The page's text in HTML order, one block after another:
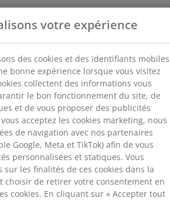
marque
partageons vos données de
marketing (par
et TikTok) afin de vous proposer
et statiques. Vous
sur les finalités de ces cookies
» et choisir de retirer votre
sur l'icône des cookies. En
tout », vous acceptez les trois
sur notre collecte et notre
personnellesetnotre
cookies.